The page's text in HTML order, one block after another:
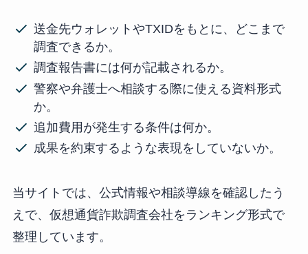
送金先ウォレットやTXIDをもとに、どこまで
調査できるか。
調査報告書には何が記載されるか。
警察や弁護士へ相談する際に使える資料形式
か。
追加費用が発生する条件は何か。
成果を約束するような表現をしていないか。
当サイトでは、公式情報や相談導線を確認したう
えで、仮想通貨詐欺調査会社をランキング形式で
整理しています。